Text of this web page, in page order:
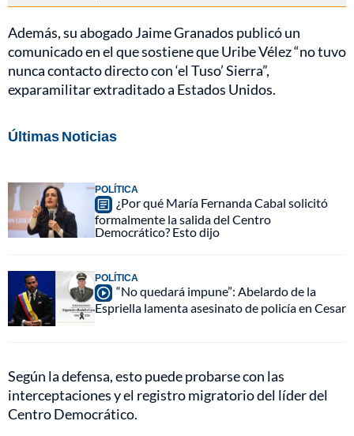
Además, su abogado Jaime Granados publicó un
comunicado en el que sostiene que Uribe Vélez “no tuvo
nunca contacto directo con ‘el Tuso’ Sierra”,
exparamilitar extraditado a Estados Unidos.
Últimas Noticias
POLÍTICA
¿Por qué María Fernanda Cabal solicitó
formalmente la salida del Centro
Democrático? Esto dijo
POLÍTICA
“No quedará impune”: Abelardo de la
Espriella lamenta asesinato de policía en Cesar
Según la defensa, esto puede probarse con las
interceptaciones y el registro migratorio del líder del
Centro Democrático.